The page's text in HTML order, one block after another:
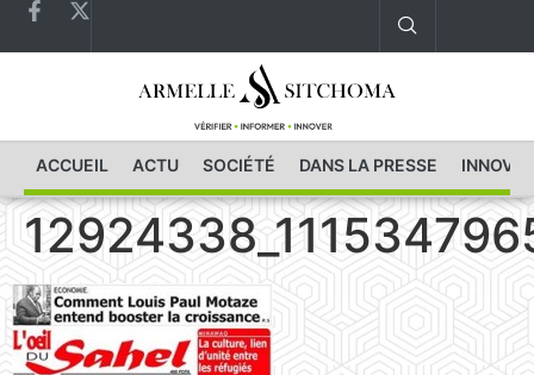
ACCUEIL ACTU SOCIÉTÉ DANS LA PRESSE